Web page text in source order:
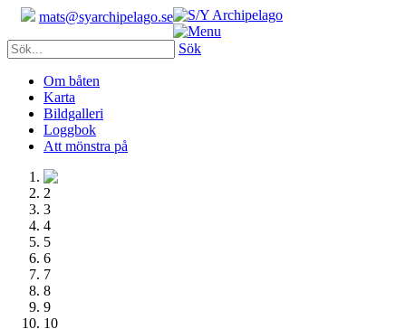
mats@syarchipelago.se
Sök
Om båten
Karta
Bildgalleri
Loggbok
Att mönstra på
1
2
3
4
5
6
7
8
9
10